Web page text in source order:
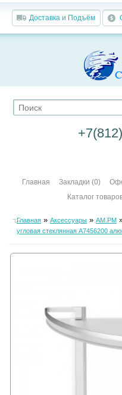
Доставка и Подъём
Главная Закладки (0)
Каталог
Главная» Аксессуары» AM.PM
угловая стеклянная A7456200